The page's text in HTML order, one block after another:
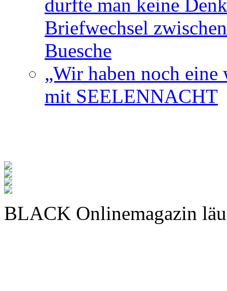
durfte man keine
Briefwechsel
Buesche
„Wir haben noch
mit SEELENNACHT
BLACK Onlinemagazin